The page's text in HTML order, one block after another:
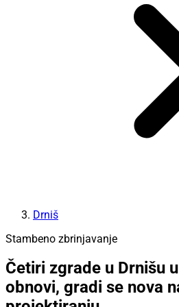
Drniš
Stambeno zbrinjavanje
Četiri zgrade u Drnišu
obnovi, gradi se nova